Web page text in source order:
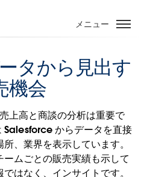
メニュー
タから見出す
機会
上高と商談の分析は重要で
Salesforce からデータを直接
、業界を表示しています。
ムごとの販売実績も示して
はなく、インサイトです。